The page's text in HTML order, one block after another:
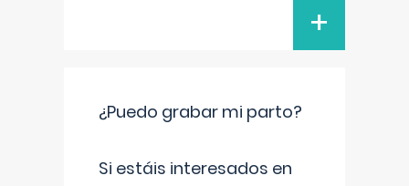
+
¿Puedo grabar mi parto?
Si estáis interesados en